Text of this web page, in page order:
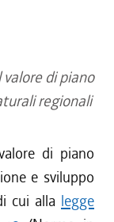
di piano
regionali
di piano
e sviluppo
cui alla legge